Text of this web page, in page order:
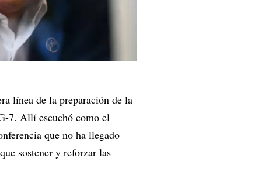
línea de la preparación de la
7. Allí escuchó como el
que no ha llegado
sostener y reforzar las